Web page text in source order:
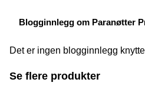
Blogginnlegg om Paranøtter
Det er ingen blogginnlegg
Se flere produkter